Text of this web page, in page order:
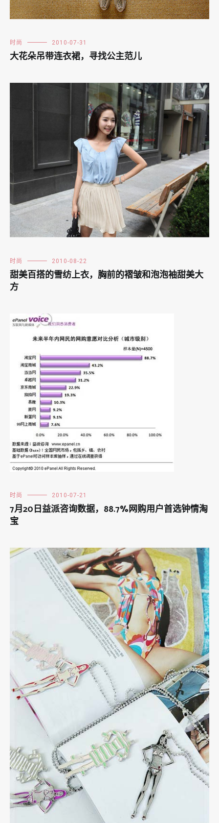
时尚 2010-07-31
大花朵吊带连衣裙，寻找公主范儿
时尚 2010-08-22
甜美百搭的雪纺上衣，胸前的褶皱和泡泡袖甜美大
方
时尚 2010-07-21
7月20日益派咨询数据，88.7%网购用户首选钟情淘
宝